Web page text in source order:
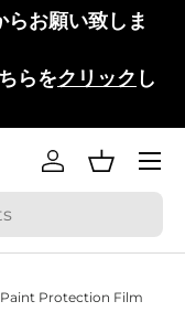
らお願い致しま
らをクリック し
ログインバスケッ
メニュ
Paint Protection Film